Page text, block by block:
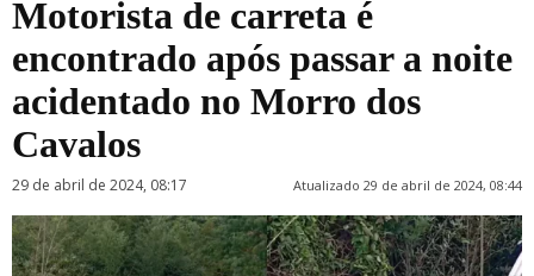
Motorista de carreta é
encontrado após passar a noite
acidentado no Morro dos
Cavalos
29 de abril de 2024, 08:17 Atualizado 29 de abril de 2024, 08:44